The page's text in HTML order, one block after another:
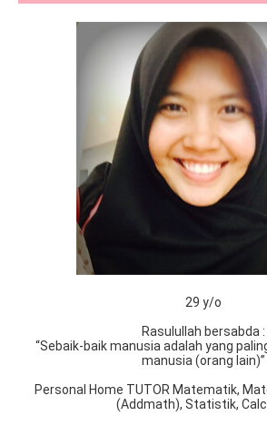
29 y/o
Rasulullah bersabda :
“Sebaik-baik manusia adalah yang
manusia (orang lain)”
Personal Home TUTOR Matematik,
(Addmath), Statistik,